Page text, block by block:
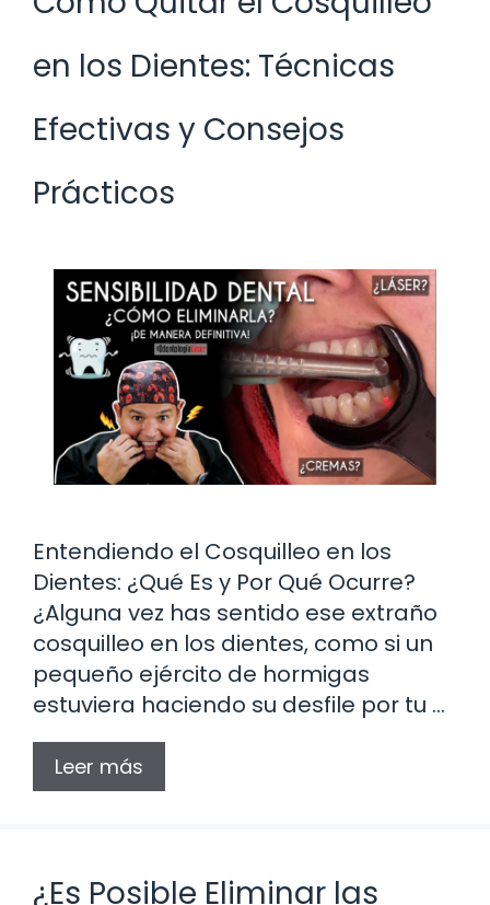
en los Dientes: Técnicas
Efectivas y Consejos
Prácticos
Entendiendo el Cosquilleo en los
Dientes: ¿Qué Es y Por Qué Ocurre?
¿Alguna vez has sentido ese extraño
cosquilleo en los dientes, como si un
pequeño ejército de hormigas
estuviera haciendo su desfile por tu …
Leer más
¿Es Posible Eliminar las